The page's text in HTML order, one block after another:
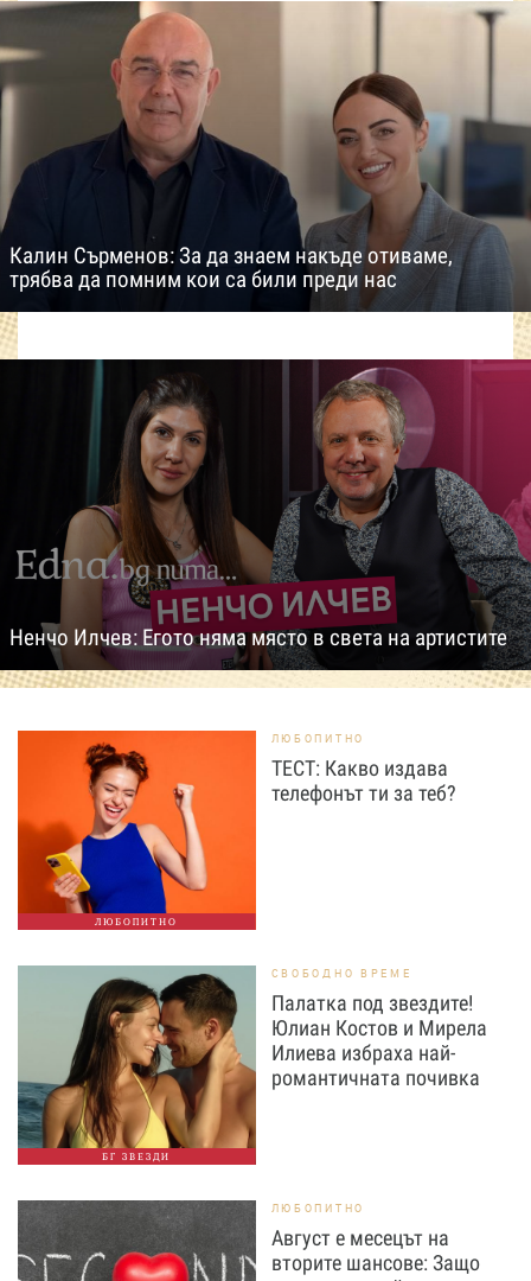
Калин Сърменов: За да знаем накъде отиваме,
трябва да помним кои са били преди нас
Ненчо Илчев: Егото няма място в света на артистите
ЛЮБОПИТНО
ЛЮБОПИТНО
ТЕСТ: Какво издава
телефонът ти за теб?
БГ ЗВЕЗДИ
СВОБОДНО ВРЕМЕ
Палатка под звездите!
Юлиан Костов и Мирела
Илиева избраха най-
романтичната почивка
ЛЮБОПИТНО
Август е месецът на
вторите шансове: Защо